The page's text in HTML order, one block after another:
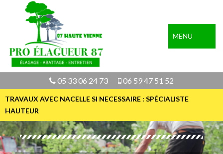
MENU
05 33 06 24 73 06 59 47 51 52
TRAVAUX AVEC NACELLE SI NECESSAIRE : SPÉCIALISTE
HAUTEUR